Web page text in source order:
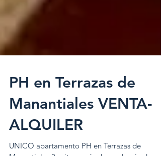
PH en Terrazas de
Manantiales VENTA-
ALQUILER